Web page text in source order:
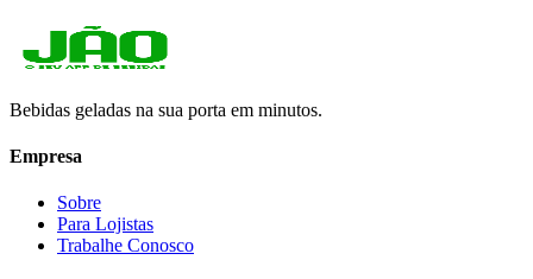
Bebidas geladas na sua porta em minutos.
Empresa
Sobre
Para Lojistas
Trabalhe Conosco